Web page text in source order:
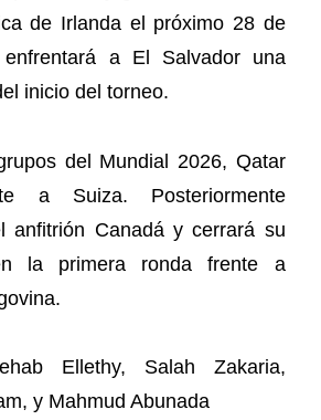
de Irlanda el próximo 28 de
a El Salvador una
inicio del torneo.
del Mundial 2026, Qatar
a Suiza. Posteriormente
anfitrión Canadá y cerrará su
la primera ronda frente a
Ellethy, Salah Zakaria,
y Mahmud Abunada